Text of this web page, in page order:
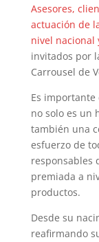
Asesores,
actuación de
nivel nacional
invitados por
Carrousel de
Es importante
no solo es un
también una
esfuerzo de
responsables
premiada a
productos.
Desde su
reafirmando